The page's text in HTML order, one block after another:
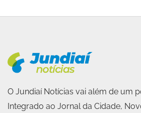
O Jundiaí Notícias vai além de um
Integrado ao Jornal da Cidade,